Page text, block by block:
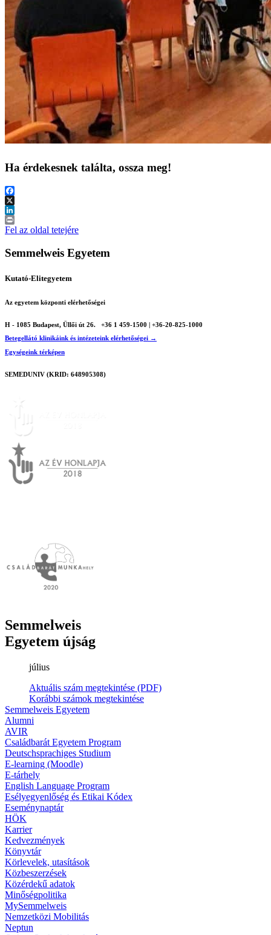
Ha érdekesnek találta, ossza meg!
Facebook
X
LinkedIn
Print
Fel az oldal tetejére
Semmelweis Egyetem
Kutató-Elitegyetem
Az egyetem központi elérhetőségei
H - 1085 Budapest, Üllői út 26.
+36 1 459-1500 | +36-20-825-1000
Betegellátó klinikáink és intézeteink elérhetőségei →
Egységeink térképen
SEMEDUNIV (KRID: 648905308)
Semmelweis
Egyetem újság
július
Aktuális szám megtekintése (PDF)
Korábbi számok megtekintése
Semmelweis Egyetem
Alumni
AVIR
Családbarát Egyetem Program
Deutschsprachiges Studium
E-learning (Moodle)
E-tárhely
English Language Program
Esélyegyenlőség és Etikai Kódex
Eseménynaptár
HÖK
Karrier
Kedvezmények
Könyvtár
Körlevelek, utasítások
Közbeszerzések
Közérdekű adatok
Minőségpolitika
MySemmelweis
Nemzetközi Mobilitás
Neptun